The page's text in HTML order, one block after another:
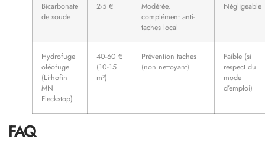
Bicarbonate
de soude
2-5 €
Modérée,
complément anti-
taches local
Négligeable
Hydrofuge
oléofuge
(Lithofin
MN
Fleckstop)
40-60 €
(10-15
m²)
Prévention taches
(non nettoyant)
Faible (si
respect du
mode
d’emploi)
FAQ